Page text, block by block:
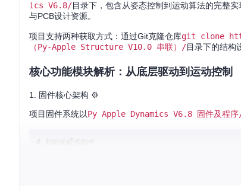
ics V6.8/目录下，包含从姿态控制到运动算法的完整
与PCB设计资源。
项目支持两种获取方式：通过Git克隆仓库git clone
（Py-Apple Structure V10.0 串联）/目录下的结构
核心功能模块解析：从底层驱动到运动控制
1. 固件核心架构 ⚙️
项目固件系统以Py Apple Dynamics V6.8 固件及程
# 初始化硬件组件